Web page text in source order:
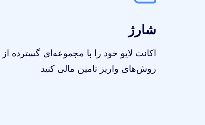
شارژ
اکانت لایو خود را با مجموعه‌ای گسترده از
روش‌های واریز تامین مالی کنید